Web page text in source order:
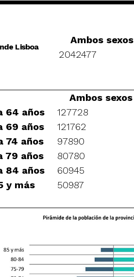
Lisboa
Ambos sexos
2042477
Ambos sexos
64 años
127728
69 años
121762
74 años
97890
79 años
80780
84 años
60945
y más
50987